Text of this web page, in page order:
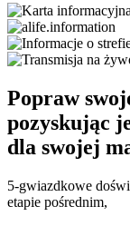
Popraw
pozyskując
dla swojej
5-gwiazdkowe
etapie pośrednim,